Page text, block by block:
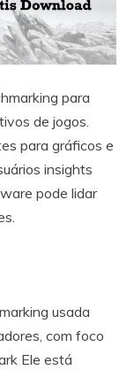
para
de jogos.
para gráficos e
insights
pode lidar
usada
com foco
Ele está